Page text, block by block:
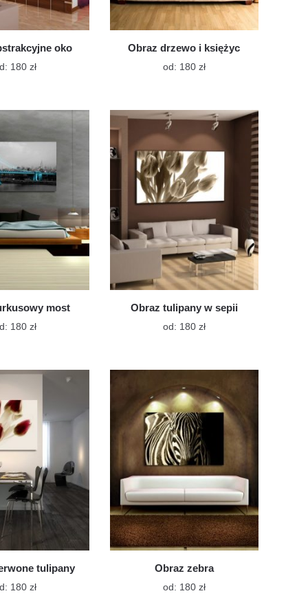
oko
180 złTen
wiele
Opcje
wybrać
na
produktu
Obraz drzewo i księżyc
od: 180 złTen
wiele
wariantów.
Opcje
można
wybrać
na
stronie
produktu
most
180 złTen
wiele
Opcje
można
na
stronie
produktu
Obraz tulipany w sepii
od: 180 złTen
wiele
wariantów.
Opcje
można
na
stronie
produktu
tulipany
180 złTen
Obraz zebra
od: 180 złTen